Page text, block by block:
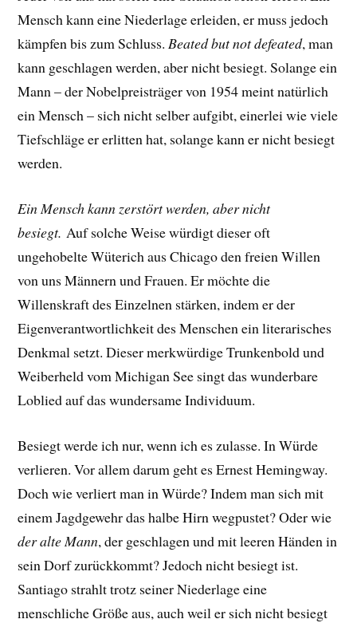
Mensch kann eine Niederlage erleiden, er muss jedoch
kämpfen bis zum Schluss.Beated but not defeated, man
kann geschlagen werden, aber nicht besiegt. Solange ein
Mann – der Nobelpreisträger von 1954 meint natürlich
ein Mensch – sich nicht selber aufgibt, einerlei wie viele
Tiefschläge er erlitten hat, solange kann er nicht besiegt
werden.
Ein Mensch kann zerstört werden, aber nicht
besiegt. Auf solche Weise würdigt dieser oft
ungehobelte Wüterich aus Chicago den freien Willen
von uns Männern und Frauen. Er möchte die
Willenskraft des Einzelnen stärken, indem er der
Eigenverantwortlichkeit des Menschen ein literarisches
Denkmal setzt. Dieser merkwürdige Trunkenbold und
Weiberheld vom Michigan See singt das wunderbare
Loblied auf das wundersame Individuum.
Besiegt werde ich nur, wenn ich es zulasse. In Würde
verlieren. Vor allem darum geht es Ernest Hemingway.
Doch wie verliert man in Würde?Indem man sich mit
einem Jagdgewehr das halbe Hirn wegpustet? Oderwie
der alte Mann, der geschlagen und mit leeren Händen in
sein Dorf zurückkommt? Jedoch nicht besiegt ist.
Santiago strahlt trotz seiner Niederlage eine
menschliche Größe aus, auch weil er sich nicht besiegt